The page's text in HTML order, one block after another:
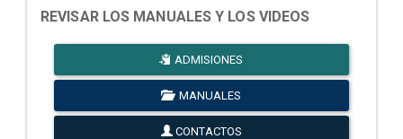
REVISAR LOS MANUALES Y LOS VIDEOS
ADMISIONES
MANUALES
CONTACTOS